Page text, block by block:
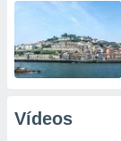
Vídeos